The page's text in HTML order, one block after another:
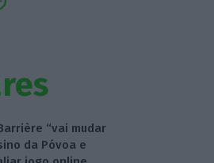
“vai mudar
da Póvoa e